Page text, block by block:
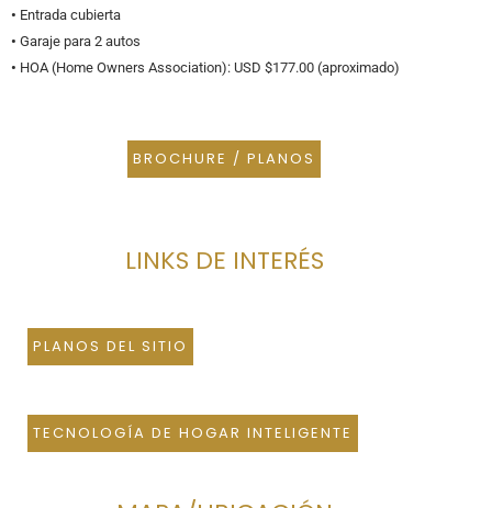
• Entrada cubierta
• Garaje para 2 autos
• HOA (Home Owners Association): USD $177.00 (aproximado)
BROCHURE / PLANOS
LINKS DE INTERÉS
PLANOS DEL SITIO
TECNOLOGÍA DE HOGAR INTELIGENTE